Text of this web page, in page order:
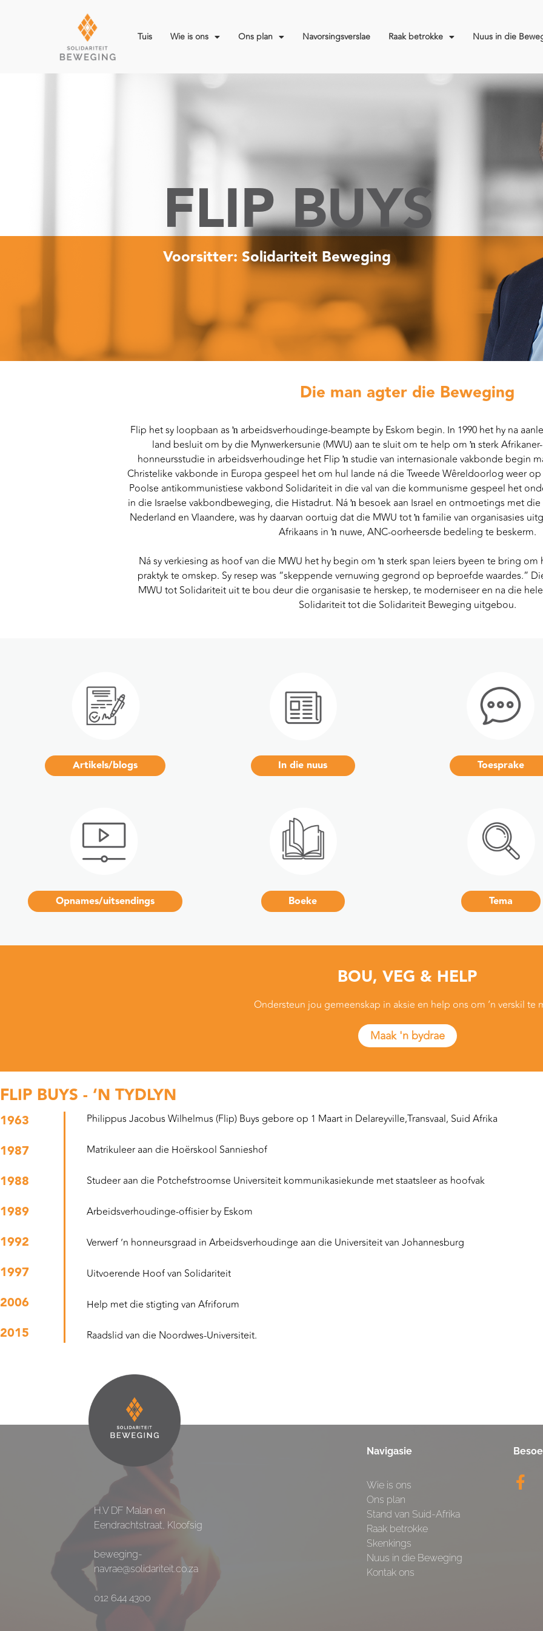
Tuis Wie is ons Ons plan Navorsingsverslae Raak betrokke Nuus in die
FLIP BUYS
Voorsitter: Solidariteit Beweging
Die man agter die Beweging
Flip het sy loopbaan as ŉ arbeidsverhoudinge-beampte by Eskom begin. In 1990 het hy na
land besluit om by die Mynwerkersunie (MWU) aan te sluit om te help om ŉ sterk
honneursstudie in arbeidsverhoudinge het Flip ŉ studie van internasionale vakbonde begin
Christelike vakbonde in Europa gespeel het om hul lande ná die Tweede Wêreldoorlog weer
Poolse antikommunistiese vakbond Solidariteit in die val van die kommunisme gespeel het
in die Israelse vakbondbeweging, die Histadrut. Ná ŉ besoek aan Israel en ontmoetings met
Nederland en Vlaandere, was hy daarvan oortuig dat die MWU tot ŉ familie van organisasies
Afrikaans in ŉ nuwe, ANC-oorheersde bedeling te beskerm.
Ná sy verkiesing as hoof van die MWU het hy begin om ŉ sterk span leiers byeen te bring
praktyk te omskep. Sy resep was “skeppende vernuwing gegrond op beproefde waardes.”
MWU tot Solidariteit uit te bou deur die organisasie te herskep, te moderniseer en na die
Solidariteit tot die Solidariteit Beweging uitgebou.
Artikels/blogs In die nuus Toesprake
Opnames/uitsendings Boeke Tema
BOU, VEG & HELP
Ondersteun jou gemeenskap in aksie en help ons om ‘n verskil te
Maak 'n bydrae
FLIP BUYS - ‘N TYDLYN
1963
1987
1988
1989
1992
1997
2006
2015
Philippus Jacobus Wilhelmus (Flip) Buys gebore op 1 Maart in Delareyville,Transvaal, Suid Afrika
Matrikuleer aan die Hoërskool Sannieshof
Studeer aan die Potchefstroomse Universiteit kommunikasiekunde met staatsleer as hoofvak
Arbeidsverhoudinge-offisier by Eskom
Verwerf ’n honneursgraad in Arbeidsverhoudinge aan die Universiteit van Johannesburg
Uitvoerende Hoof van Solidariteit
Help met die stigting van Afriforum
Raadslid van die Noordwes-Universiteit.
H.V DF Malan en
Eendrachtstraat, Kloofsig
beweging-
navrae@solidariteit.co.za
012 644 4300
Navigasie
Wie is ons
Ons plan
Stand van Suid-Afrika
Raak betrokke
Skenkings
Nuus in die Beweging
Kontak ons